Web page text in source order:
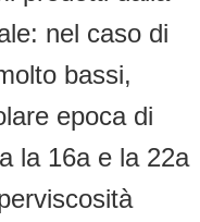
nel caso di
bassi,
epoca di
la 16a e la 22a